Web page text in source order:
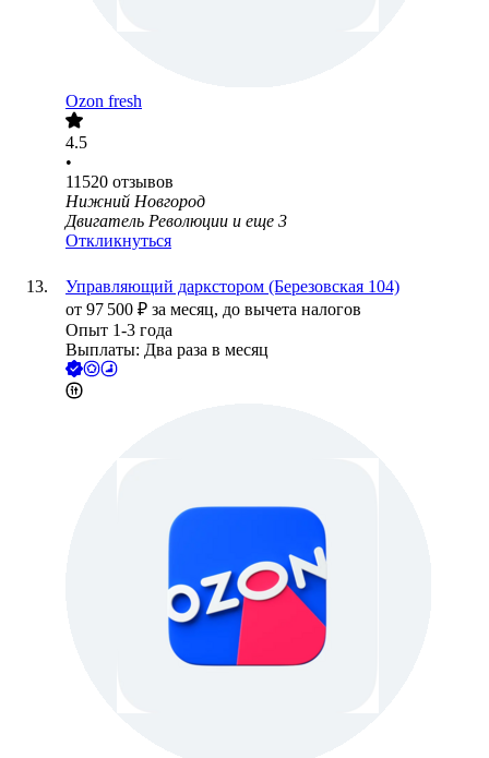
Ozon fresh
4.5
•
11520 отзывов
Нижний Новгород
Двигатель Революции и еще 3
Откликнуться
Управляющий даркстором (Березовская 104)
от 97 500 ₽ за месяц, до вычета налогов
Опыт 1-3 года
Выплаты: Два раза в месяц